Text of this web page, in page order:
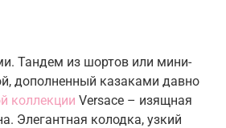
Тандем из шортов или мини-
дополненный казаками давно
коллекции Versace – изящная
Элегантная колодка, узкий